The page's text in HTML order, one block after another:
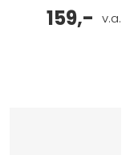
v.a.
159,-